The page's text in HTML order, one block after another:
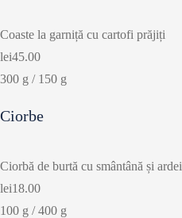
Coaste la garniță cu cartofi prăjiți
lei45.00
300 g / 150 g
Ciorbe
Ciorbă de burtă cu smântână și ardei
lei18.00
100 g / 400 g